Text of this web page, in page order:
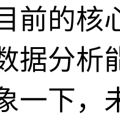
前的核
据分析
一下，